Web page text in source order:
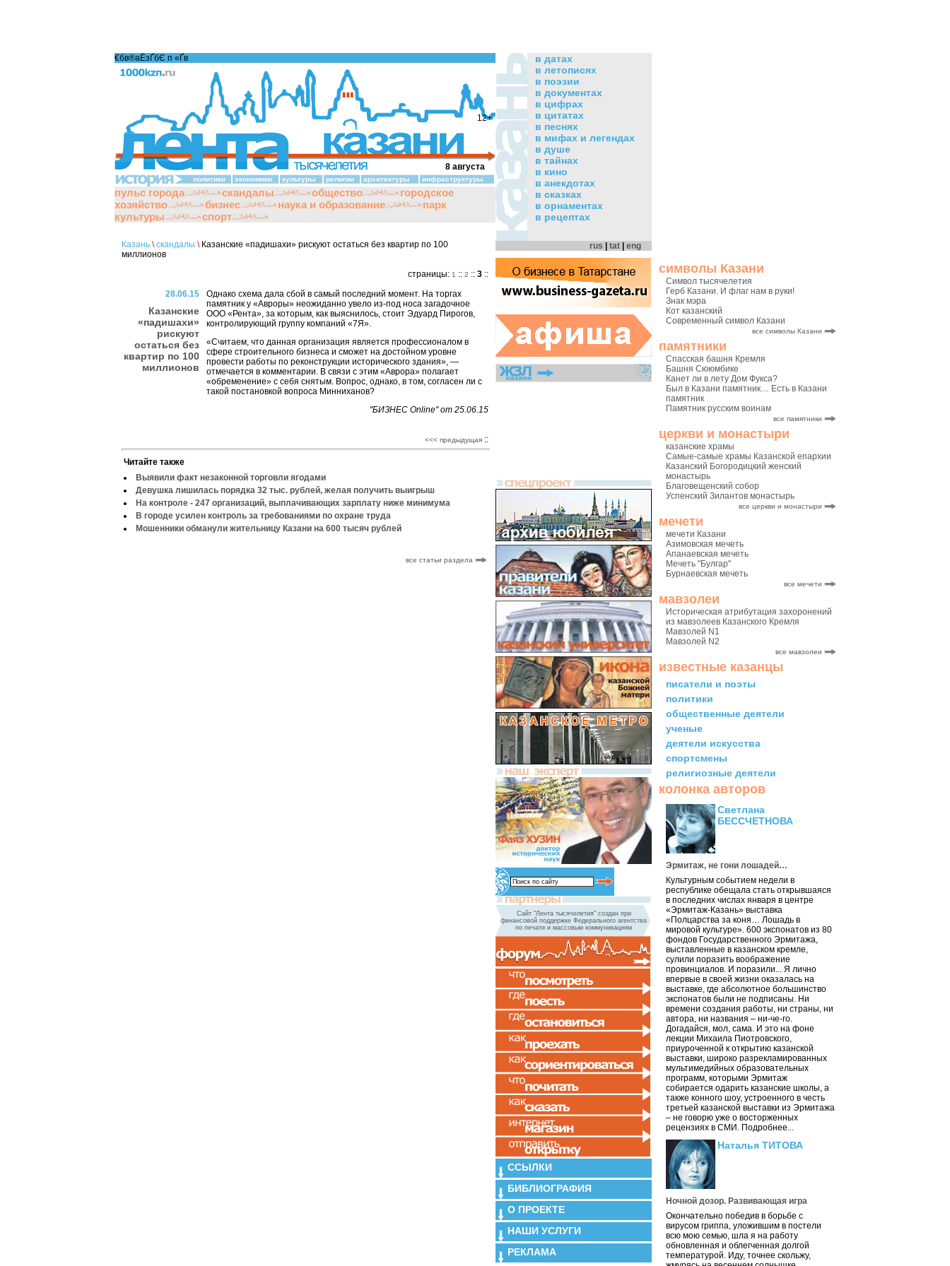
символы Казани
Символ тысячелетия
Герб Казани. И флаг нам в руки!
Знак мэра
Кот казанский
Современный символ Казани
все символы Казани
памятники
Спасская башня Кремля
Башня Сююмбике
Канет ли в лету Дом Фукса?
Был в Казани памятник… Есть в Казани
памятник
Памятник русским воинам
все памятники
церкви и монастыри
казанские храмы
Самые-самые храмы Казанской епархии
Казанский Богородицкий женский
монастырь
Благовещенский собор
Успенский Зилантов монастырь
все церкви и монастыри
мечети
мечети Казани
Азимовская мечеть
Апанаевская мечеть
Мечеть "Булгар"
Бурнаевская мечеть
все мечети
мавзолеи
Историческая атрибутация захоронений
из мавзолеев Казанского Кремля
Мавзолей N1
Мавзолей N2
все мавзолеи
известные казанцы
писатели и поэты
политики
общественные деятели
ученые
деятели искусства
спортсмены
религиозные деятели
колонка авторов
Светлана
БЕССЧЕТНОВА
Эрмитаж, не гони лошадей…
Культурным событием недели в
республике обещала стать открывшаяся
в последних числах января в центре
«Эрмитаж-Казань» выставка
«Полцарства за коня… Лошадь в
мировой культуре». 600 экспонатов из 80
фондов Государственного Эрмитажа,
выставленные в казанском кремле,
сулили поразить воображение
провинциалов. И поразили... Я лично
впервые в своей жизни оказалась на
выставке, где абсолютное большинство
экспонатов были не подписаны. Ни
времени создания работы, ни страны, ни
автора, ни названия – ни-че-го.
Догадайся, мол, сама. И это на фоне
лекции Михаила Пиотровского,
приуроченной к открытию казанской
выставки, широко разрекламированных
мультимедийных образовательных
программ, которыми Эрмитаж
собирается одарить казанские школы, а
также конного шоу, устроенного в честь
третьей казанской выставки из Эрмитажа
– не говорю уже о восторженных
рецензиях в СМИ. Подробнее...
Наталья ТИТОВА
Ночной дозор. Развивающая игра
Окончательно победив в борьбе с
вирусом гриппа, уложившим в постели
всю мою семью, шла я на работу
обновленная и облегченная долгой
температурой. Иду, точнее скольжу,
12+
€бв®аЁзҐбЄ п «Ґ­в
8 августа
политики экономики культуры религии архитектуры инфраструктуры
пульс города скандалы общество
городское
хозяйство
бизнес наука и образование
парк
культуры
спорт
Казань \ скандалы \Казанские «падишахи» рискуют остаться без квартир по 100
миллионов
страницы: 1 :: 2 :: 3 ::
28.06.15
Казанские
«падишахи»
рискуют
остаться без
квартир по 100
миллионов
Однако схема дала сбой в самый последний момент. На торгах
памятник у «Авроры» неожиданно увело из-под носа загадочное
ООО «Рента», за которым, как выяснилось, стоит Эдуард Пирогов,
контролирующий группу компаний «7Я».
«Считаем, что данная организация является профессионалом в
сфере строительного бизнеса и сможет на достойном уровне
провести работы по реконструкции исторического здания», —
отмечается в комментарии. В связи с этим «Аврора» полагает
«обременение» с себя снятым. Вопрос, однако, в том, согласен ли с
такой постановкой вопроса Минниханов?
"БИЗНЕС Оnline" от 25.06.15
<<< предыдущая ::
Читайте также
Выявили факт незаконной торговли ягодами
Девушка лишилась порядка 32 тыс. рублей, желая получить выигрыш
На контроле - 247 организаций, выплачивающих зарплату ниже минимума
В городе усилен контроль за требованиями по охране труда
Мошенники обманули жительницу Казани на 600 тысяч рублей
все статьи раздела
в датах
в летописях
в поэзии
в документах
в цифрах
в цитатах
в песнях
в мифах и легендах
в душе
в тайнах
в кино
в анекдотах
в сказках
в орнаментах
в рецептах
rus tat eng
Сайт "Лента тысячелетия" создан при
финансовой поддержке Федерального агентства
по печати и массовым коммуникациям
ССЫЛКИ
БИБЛИОГРАФИЯ
О ПРОЕКТЕ
НАШИ УСЛУГИ
РЕКЛАМА